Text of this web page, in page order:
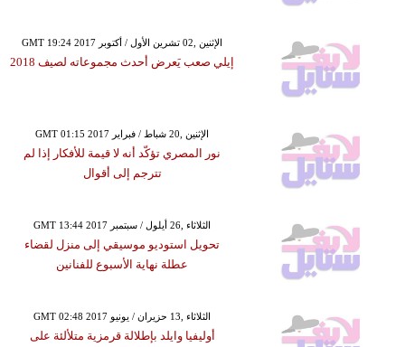
GMT 19:24 2017 الإثنين ,02 تشرين الأول / أكتوبر
إيلي صعب يَعرض أحدث مجموعاته لصيف 2018
GMT 01:15 2017 الإثنين ,20 شباط / فبراير
نور المصري تؤكّد أنه لا قيمة للأفكار إذا لم
تترجم إلى أقوال
GMT 13:44 2017 الثلاثاء ,26 أيلول / سبتمبر
تحويل استوديو موسيقي إلى منزل لقضاء
عطلة نهاية الأسبوع للفنانين
GMT 02:48 2017 الثلاثاء ,13 حزيران / يونيو
أوليفيا وايلد بإطلالة قرمزية متلألئة على